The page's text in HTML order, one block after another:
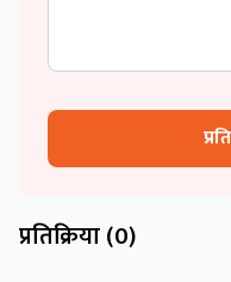
प्रतिक्रिया (0)